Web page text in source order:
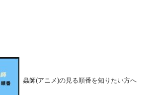
蟲師(アニメ)の見る順番を知りたい方へ